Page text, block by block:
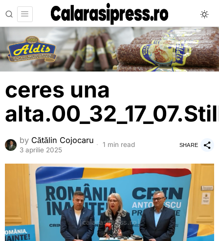
ceres una
by Cătălin Cojocaru
3 aprilie 2025
1 min read SHARE